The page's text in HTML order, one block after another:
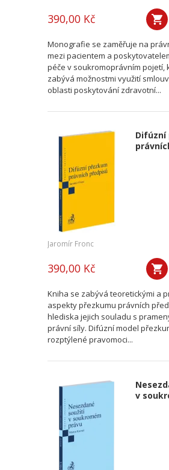
390,00 Kč
Monografie se zaměřuje na
mezi pacientem a
péče v soukromoprávním pojetí,
zabývá možnostmi využití
oblasti poskytování zdravotní...
Difúzní
Jaromír Fronc
390,00 Kč
Kniha se zabývá teoretickými a
aspekty přezkumu právních
hlediska jejich souladu s
právní síly. Difúzní model
rozptýlené pravomoci...
v